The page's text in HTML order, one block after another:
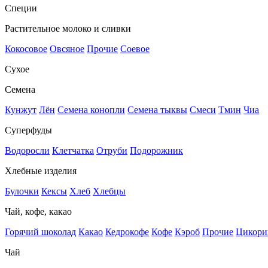
Специи
Растительное молоко и сливки
Кокосовое Овсяное Прочие Соевое
Сухое
Семена
Кунжут Лён Семена конопли Семена тыквы Смеси Тмин Чиа
Суперфуды
Водоросли Клетчатка Отруби Подорожник
Хлебные изделия
Булочки Кексы Хлеб Хлебцы
Чай, кофе, какао
Горячий шоколад Какао Кедрокофе Кофе Кэроб Прочие
Чай